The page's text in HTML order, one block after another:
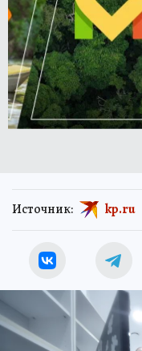
Источник: kp.ru